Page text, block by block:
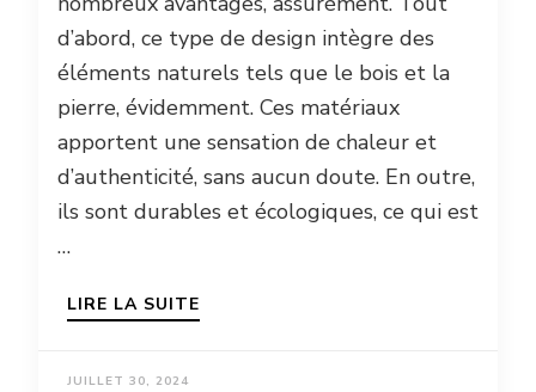
d’abord, ce type de design intègre des
éléments naturels tels que le bois et la
pierre, évidemment. Ces matériaux
apportent une sensation de chaleur et
d’authenticité, sans aucun doute. En outre,
ils sont durables et écologiques, ce qui est
…
LIRE LA SUITE
JUILLET 30, 2024